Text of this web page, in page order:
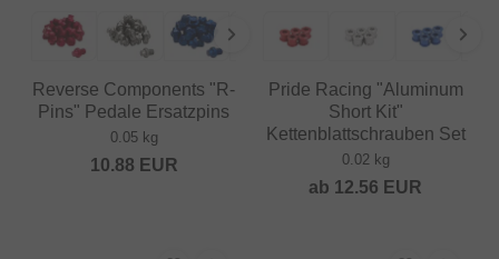
Reverse Components "R-
Pins" Pedale Ersatzpins
0.05 kg
10.88 EUR
Pride Racing "Aluminum
Short Kit"
Kettenblattschrauben Set
0.02 kg
ab 12.56 EUR